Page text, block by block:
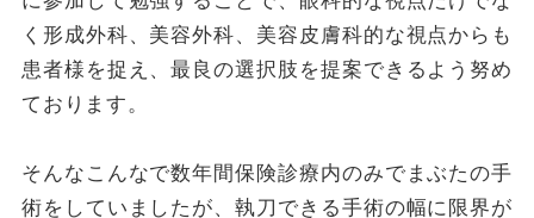
く形成外科、美容外科、美容皮膚科的な視点からも
患者様を捉え、最良の選択肢を提案できるよう努め
ております。
そんなこんなで数年間保険診療内のみでまぶたの手
術をしていましたが、執刀できる手術の幅に限界が